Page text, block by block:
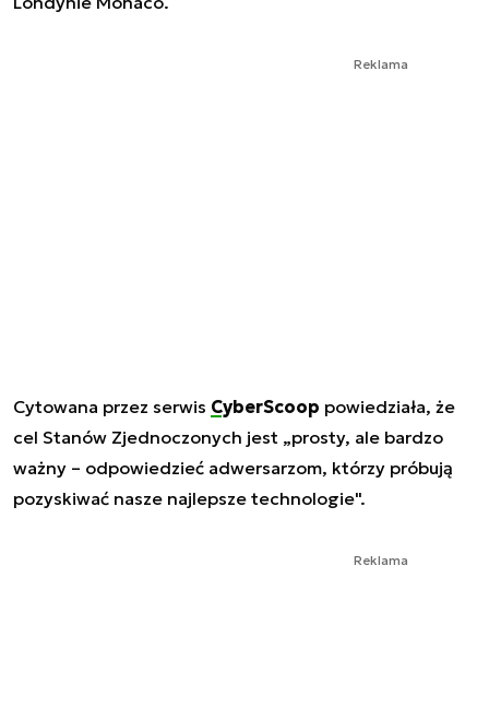
Reklama
Cytowana przez serwis CyberScoop powiedziała, że
cel Stanów Zjednoczonych jest „prosty, ale bardzo
ważny – odpowiedzieć adwersarzom, którzy próbują
pozyskiwać nasze najlepsze technologie".
Reklama